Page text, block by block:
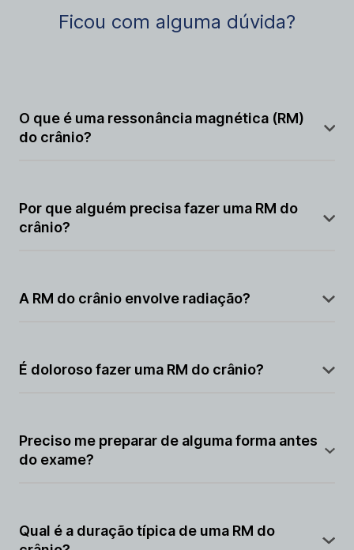
Ficou com alguma dúvida?
O que é uma ressonância magnética (RM)
do crânio?
campos magnéticos e ondas de rádio para criar
imagens detalhadas das estruturas do cérebro e do
Por que alguém precisa fazer uma RM do
crânio?
gama de condições neurológicas, como tumores
cerebrais, acidentes vasculares cerebrais (AVCs),
A RM do crânio envolve radiação?
ionizante, tornando-a segura em termos de
É doloroso fazer uma RM do crânio?
imóvel por algum tempo durante o procedimento.
Preciso me preparar de alguma forma antes
do exame?
menos que o médico forneça instruções diferentes.
Qual é a duração típica de uma RM do